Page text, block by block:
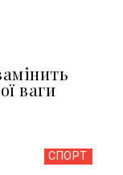
ваги
СПОРТ